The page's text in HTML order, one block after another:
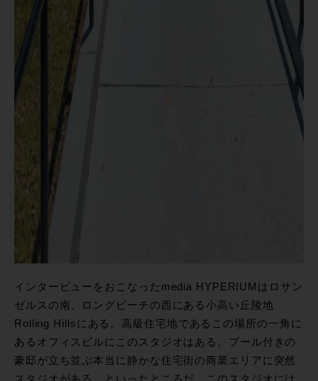
インタービューをおこなったmedia HYPERIUMはロサン
ゼルスの南、ロングビーチの西にある小高い丘陵地
Rolling Hillsにある。高級住宅地であるこの場所の一角に
あるオフィスビルにこのスタジオはある。プール付きの
豪邸が立ち並ぶ本当に静かな住宅街の商業エリアに突然